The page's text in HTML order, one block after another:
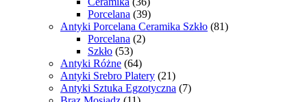
Porcelana (39)
Antyki Porcelana Ceramika Szkło (81)
Porcelana (2)
Szkło (53)
Antyki Różne (64)
Antyki Srebro Platery (21)
Antyki Sztuka Egzotyczna (7)